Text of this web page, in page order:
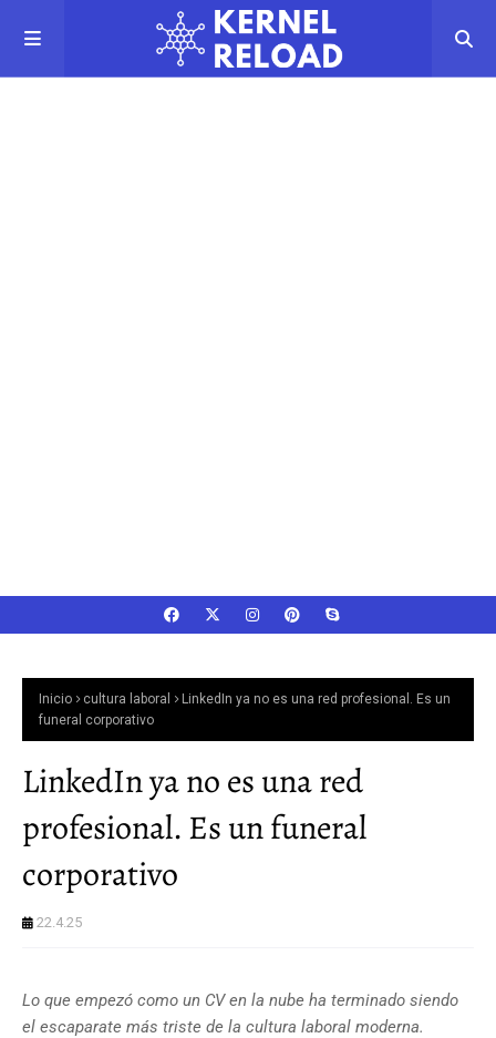
Inicio cultura laboral
LinkedIn ya no es una red profesional. Es un
funeral corporativo
LinkedIn ya no es una red
profesional. Es un funeral
corporativo
22.4.25
Lo que empezó como un CV en la nube ha terminado siendo
el escaparate más triste de la cultura laboral moderna.